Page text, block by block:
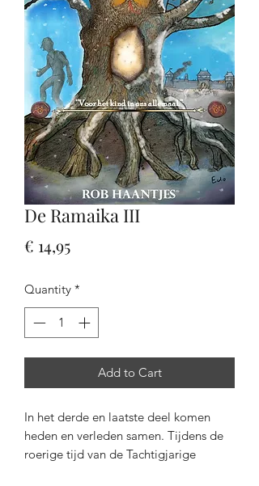
De Ramaika III
€ 14,95Price
Quantity *
Add to Cart
In het derde en laatste deel komen
heden en verleden samen. Tijdens de
roerige tijd van de Tachtigjarige